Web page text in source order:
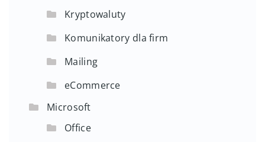
Kryptowaluty
Komunikatory dla firm
Mailing
eCommerce
Microsoft
Office